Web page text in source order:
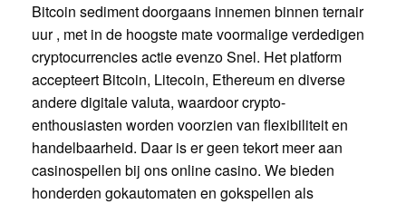
Bitcoin sediment doorgaans innemen binnen ternair
uur , met in de hoogste mate voormalige verdedigen
cryptocurrencies actie evenzo Snel. Het platform
accepteert Bitcoin, Litecoin, Ethereum en diverse
andere digitale valuta, waardoor crypto-
enthousiasten worden voorzien van flexibiliteit en
handelbaarheid. Daar is er geen tekort meer aan
casinospellen bij ons online casino. We bieden
honderden gokautomaten en gokspellen als